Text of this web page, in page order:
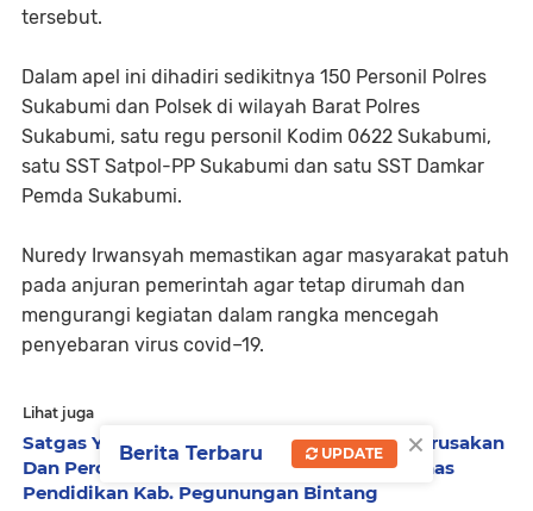
tersebut.
Dalam apel ini dihadiri sedikitnya 150 Personil Polres
Sukabumi dan Polsek di wilayah Barat Polres
Sukabumi, satu regu personil Kodim 0622 Sukabumi,
satu SST Satpol-PP Sukabumi dan satu SST Damkar
Pemda Sukabumi.
Nuredy Irwansyah memastikan agar masyarakat patuh
pada anjuran pemerintah agar tetap dirumah dan
mengurangi kegiatan dalam rangka mencegah
penyebaran virus covid–19.
Lihat juga
Satgas Yonif 310/KK Tangkap 2 Pelaku Pengrusakan
Dan Percobaan Pembakaran Perumahan Dinas
Pendidikan Kab. Pegunungan Bintang
×
Berita Terbaru UPDATE